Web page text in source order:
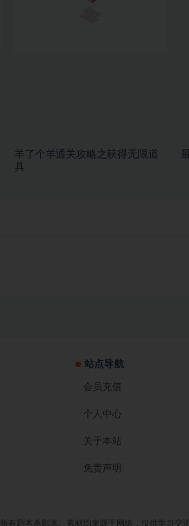
羊了个羊通关攻略之获得无限道
具
站点导航
会员充值
个人中心
关于本站
免责声明
有剧本杀剧本、素材均来源于网络，仅供学习交